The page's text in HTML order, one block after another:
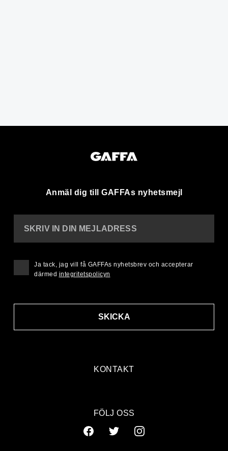
Anmäl dig till GAFFAs nyhetsmejl
KONTAKT
SKRIV IN DIN MEJLADRESS
SKICKA
Ja tack, jag vill få GAFFAs nyhetsbrev och accepterar
därmed integritetspolicyn
FÖLJ OSS